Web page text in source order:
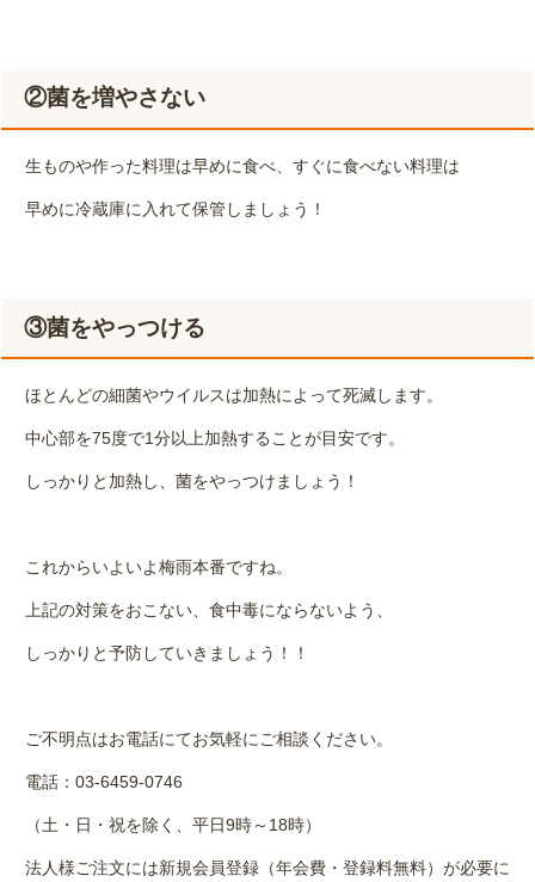
②菌を増やさない
生ものや作った料理は早めに食べ、すぐに食べない料理は
早めに冷蔵庫に入れて保管しましょう！
③菌をやっつける
ほとんどの細菌やウイルスは加熱によって死滅します。
中心部を75度で1分以上加熱することが目安です。
しっかりと加熱し、菌をやっつけましょう！
これからいよいよ梅雨本番ですね。
上記の対策をおこない、食中毒にならないよう、
しっかりと予防していきましょう！！
ご不明点はお電話にてお気軽にご相談ください。
電話： 03-6459-0746
（土・日・祝を除く、平日9時～ 18時）
法人様ご注文には新規会員登録（年会費・登録料無料）が必要に